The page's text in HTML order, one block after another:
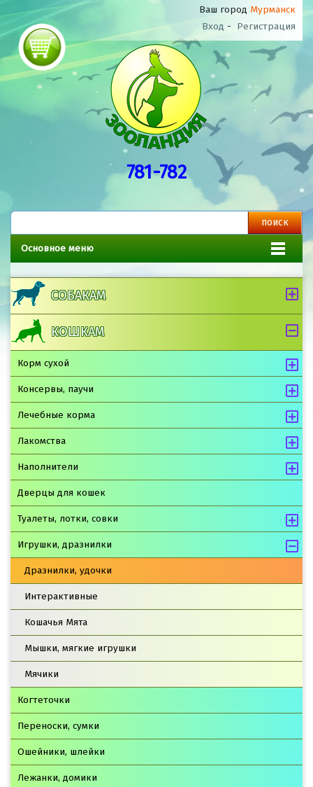
Ваш город Мурманск
Вход - Регистрация
781-782
Основное меню
СОБАКАМ
КОШКАМ
Корм сухой
Консервы, паучи
Лечебные корма
Лакомства
Наполнители
Дверцы для кошек
Туалеты, лотки, совки
Игрушки, дразнилки
Дразнилки, удочки
Интерактивные
Кошачья Мята
Мышки, мягкие игрушки
Мячики
Когтеточки
Переноски, сумки
Ошейники, шлейки
Лежанки, домики